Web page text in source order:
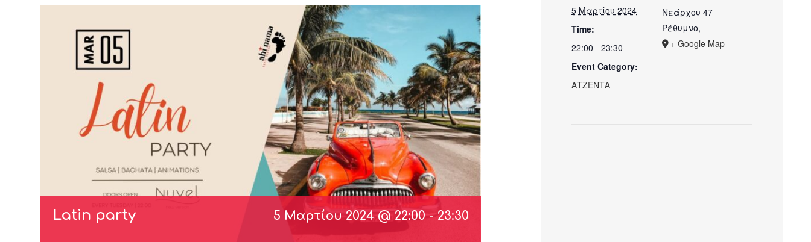
Latin party 5 Μαρτίου 2024 @ 22:00- 23:30
5 Μαρτίου 2024
Time:
22:00 - 23:30
Event Category:
ΑΤΖΕΝΤΑ
Νεάρχου 47
Ρέθυμνο,
+ Google Map